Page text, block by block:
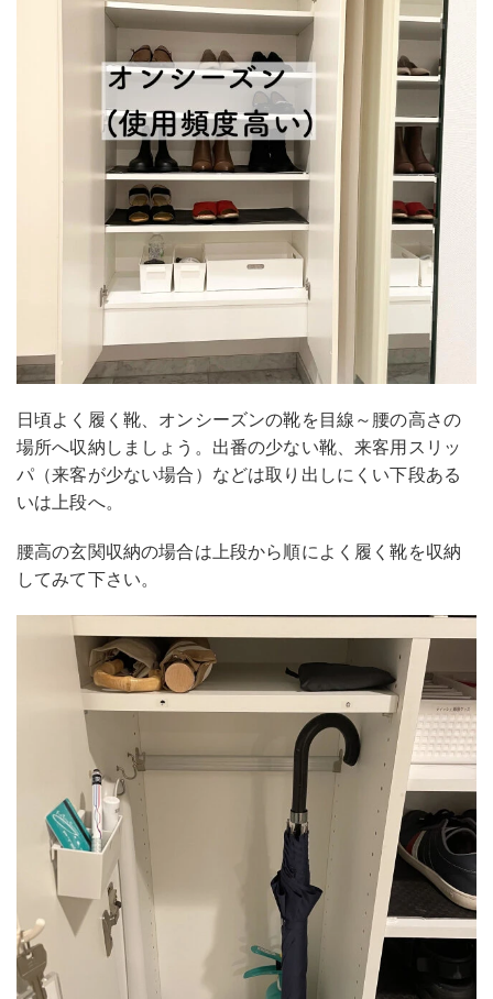
日頃よく履く靴、オンシーズンの靴を目線～腰の高さの
場所へ収納しましょう。出番の少ない靴、来客用スリッ
パ（来客が少ない場合）などは取り出しにくい下段ある
いは上段へ。
腰高の玄関収納の場合は上段から順によく履く靴を収納
してみて下さい。